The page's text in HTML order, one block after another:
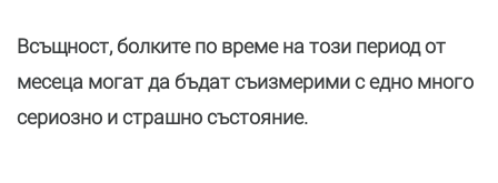
Всъщност, болките по време на този период от
месеца могат да бъдат съизмерими с едно много
сериозно и страшно състояние.